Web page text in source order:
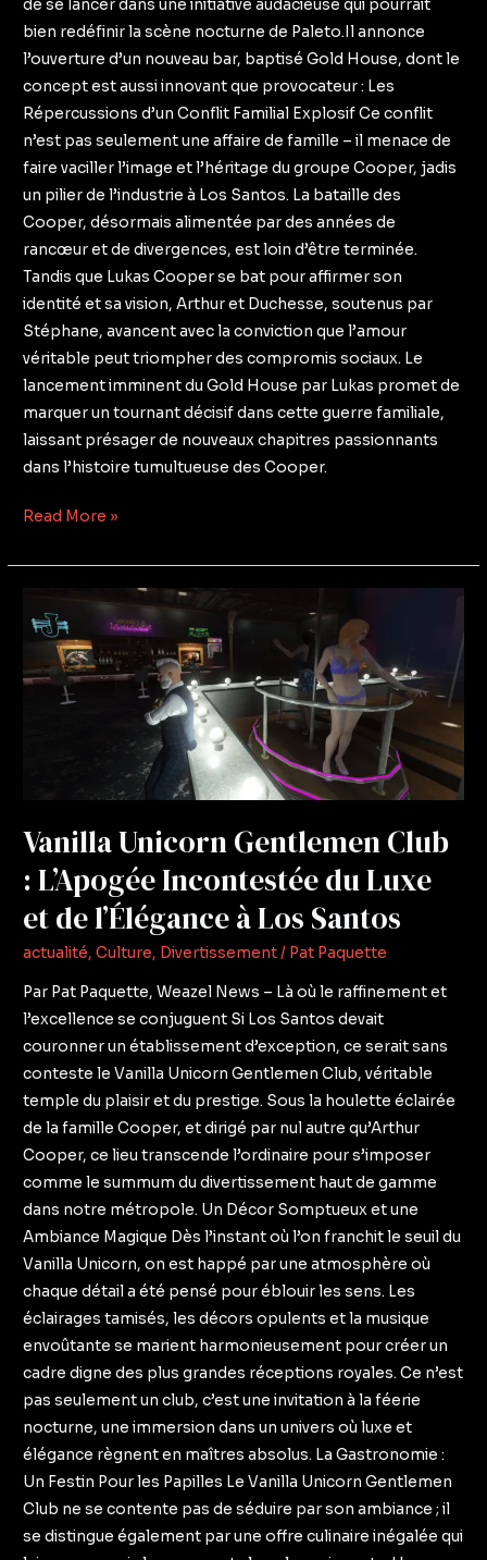
de se lancer dans une initiative audacieuse qui pourrait
bien redéfinir la scène nocturne de Paleto.Il annonce
l’ouverture d’un nouveau bar, baptisé Gold House, dont le
concept est aussi innovant que provocateur : Les
Répercussions d’un Conflit Familial Explosif Ce conflit
n’est pas seulement une affaire de famille – il menace de
faire vaciller l’image et l’héritage du groupe Cooper, jadis
un pilier de l’industrie à Los Santos. La bataille des
Cooper, désormais alimentée par des années de
rancœur et de divergences, est loin d’être terminée.
Tandis que Lukas Cooper se bat pour affirmer son
identité et sa vision, Arthur et Duchesse, soutenus par
Stéphane, avancent avec la conviction que l’amour
véritable peut triompher des compromis sociaux. Le
lancement imminent du Gold House par Lukas promet de
marquer un tournant décisif dans cette guerre familiale,
laissant présager de nouveaux chapitres passionnants
dans l’histoire tumultueuse des Cooper.
Read More »
Vanilla Unicorn Gentlemen Club
: L’Apogée Incontestée du Luxe
et de l’Élégance à Los Santos
actualité,Culture, Divertissement/ Pat Paquette
Par Pat Paquette, Weazel News – Là où le raffinement et
l’excellence se conjuguent Si Los Santos devait
couronner un établissement d’exception, ce serait sans
conteste le Vanilla Unicorn Gentlemen Club, véritable
temple du plaisir et du prestige. Sous la houlette éclairée
de la famille Cooper, et dirigé par nul autre qu’Arthur
Cooper, ce lieu transcende l’ordinaire pour s’imposer
comme le summum du divertissement haut de gamme
dans notre métropole. Un Décor Somptueux et une
Ambiance Magique Dès l’instant où l’on franchit le seuil du
Vanilla Unicorn, on est happé par une atmosphère où
chaque détail a été pensé pour éblouir les sens. Les
éclairages tamisés, les décors opulents et la musique
envoûtante se marient harmonieusement pour créer un
cadre digne des plus grandes réceptions royales. Ce n’est
pas seulement un club, c’est une invitation à la féerie
nocturne, une immersion dans un univers où luxe et
élégance règnent en maîtres absolus. La Gastronomie :
Un Festin Pour les Papilles Le Vanilla Unicorn Gentlemen
Club ne se contente pas de séduire par son ambiance ; il
se distingue également par une offre culinaire inégalée qui
Unicorn
Gentlemen
Club
et
de
l’Élégance
à
Los
Santos